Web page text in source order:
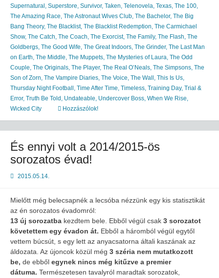
Supernatural , Superstore, Survivor, Taken, Telenovela, Texas, The 100,
The Amazing Race, The Astronaut Wives Club, The Bachelor, The Big
Bang Theory, The Blacklist, The Blacklist Redemption, The Carmichael
Show, The Catch, The Coach, The Exorcist, The Family, The Flash, The
Goldbergs, The Good Wife, The Great Indoors, The Grinder, The Last Man
on Earth, The Middle, The Muppets, The Mysteries of Laura, The Odd
Couple, The Originals, The Player, The Real O’Neals, The Simpsons, The
Son of Zorn, The Vampire Diaries, The Voice, The Wall , This Is Us,
Thursday Night Football , Time After Time, Timeless, Training Day, Trial &
Error, Truth Be Told , Undateable, Undercover Boss, When We Rise,
Wicked City
Hozzászólok!
És ennyi volt a 2014/2015-ös
sorozatos évad!
2015.05.14.
Mielőtt még belecsapnék a lecsóba nézzünk egy kis statisztikát
az én sorozatos évadomról:
13 új sorozatba kezdtem bele. Ebből végül csak 3 sorozatot
követettem egy évadon át. Ebből a háromból végül egytől
vettem búcsút, s egy lett az anyacsatorna általi kaszának az
áldozata. Az újoncok közül még 3 széria nem mutatkozott
be, de ebből egynek nincs még kitűzve a premier
dátuma. Természetesen tavalyról maradtak sorozatok,